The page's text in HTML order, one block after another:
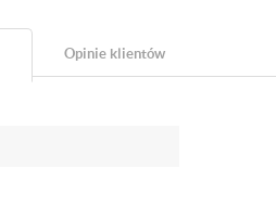
Opinie klientów